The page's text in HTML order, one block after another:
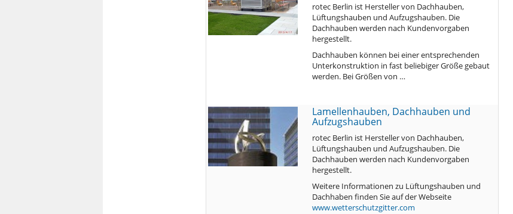
rotec Berlin ist Hersteller von Dachhauben,
Lüftungshauben und Aufzugshauben. Die
Dachhauben werden nach Kundenvorgaben
hergestellt.
Dachhauben können bei einer entsprechenden
Unterkonstruktion in fast beliebiger Größe gebaut
werden. Bei Größen von …
Lamellenhauben, Dachhauben und
Aufzugshauben
rotec Berlin ist Hersteller von Dachhauben,
Lüftungshauben und Aufzugshauben. Die
Dachhauben werden nach Kundenvorgaben
hergestellt.
Weitere Informationen zu Lüftungshauben und
Dachhaben finden Sie auf der Webseite
www.wetterschutzgitter.com